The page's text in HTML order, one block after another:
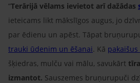
“Terārijā vēlams ievietot arī dažādas
ieteicams likt mākslīgos augus, jo
par ēdienu un apēst. Tāpat
trauki ūdenim un ēšanai. Kā pakaišus
šķiedras, mulču vai mālu, savukārt
izmantot. Sauszemes bruņurupuči